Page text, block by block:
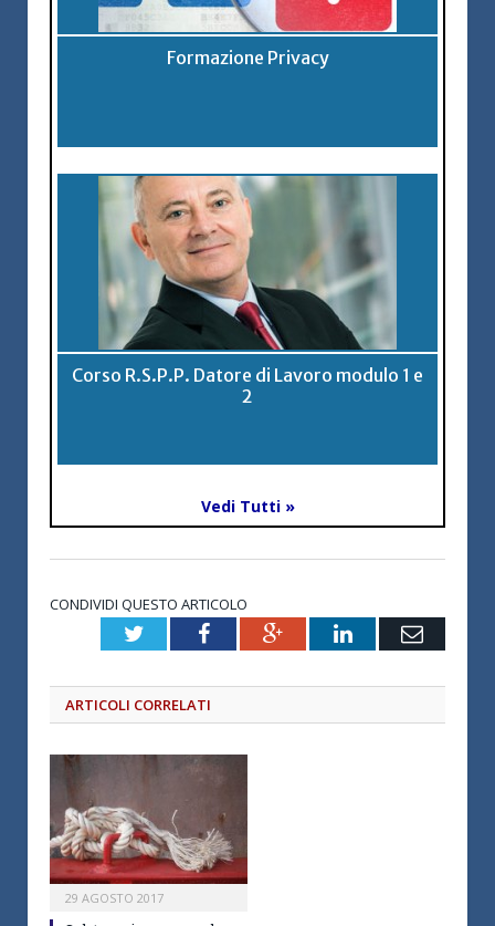
Formazione Privacy
Corso R.S.P.P. Datore di Lavoro modulo 1 e
2
Vedi Tutti »
CONDIVIDI QUESTO ARTICOLO
TwitterFacebookGoogle+LinkedInEmail
ARTICOLI CORRELATI
29 AGOSTO 2017